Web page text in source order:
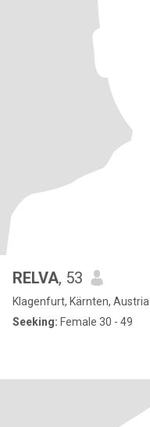
RELVA, 53
Klagenfurt, Kärnten, Austria
Seeking: Female 30 - 49